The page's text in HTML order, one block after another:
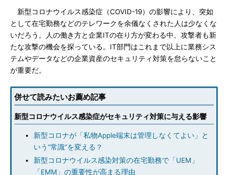
新型コロナウイルス感染症（COVID-19）の影響により、突如
として在宅勤務などのテレワークを余儀なくされた人は少なくな
いだろう。人の働き方と企業ITの在り方が変わる中、攻撃者も新
たな攻撃の機会を探っている。IT部門はこれまで以上に業務シス
テムやデータなどの企業資産のセキュリティ対策を怠らないこと
が重要だ。
併せて読みたいお薦め記事
新型コロナウイルス感染症がセキュリティ対策に与える影響
新型コロナが「私物Apple端末は管理しなくてよい」と
いう“常識”を変える？
新型コロナウイルス感染対策の在宅勤務で「UEM」
「EMM」の重要性が高まる理由